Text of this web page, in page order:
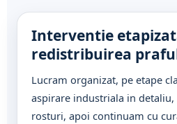
Interventie
redistribuirea
Lucram organizat, pe etape
aspirare industriala in
rosturi, apoi continuam cu